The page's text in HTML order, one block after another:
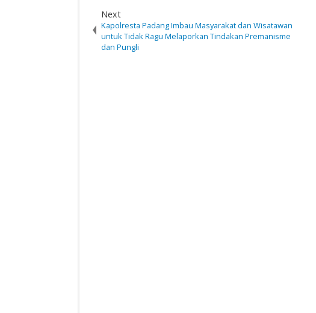
Next
Kapolresta Padang Imbau Masyarakat dan Wisatawan
untuk Tidak Ragu Melaporkan Tindakan Premanisme
dan Pungli